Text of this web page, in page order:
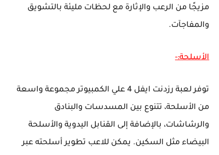
مزيجًا من الرعب والإثارة مع لحظات مليئة بالتشويق
والمفاجآت.
الأسلحة:-
توفر لعبة رزدنت ايفل 4 علي الكمبيوتر مجموعة واسعة
من الأسلحة، تتنوع بين المسدسات والبنادق
والرشاشات، بالإضافة إلى القنابل اليدوية والأسلحة
البيضاء مثل السكين. يمكن للاعب تطوير أسلحته عبر